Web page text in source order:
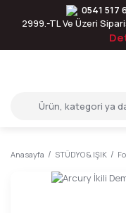
0541 517
2999.-TL Ve Üzeri
Anasayfa STÜDYO & IŞIK